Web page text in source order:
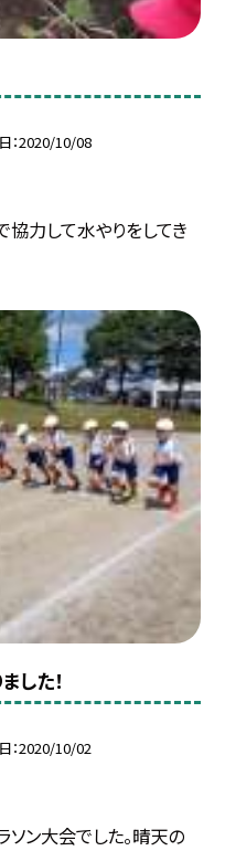
2020/10/08
協力して水やりをしてき
した！
2020/10/02
ソン大会でした。晴天の